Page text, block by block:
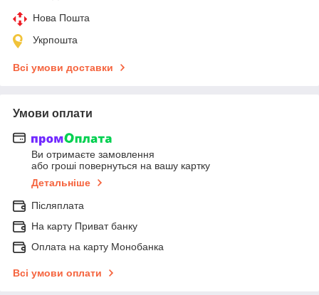
Нова Пошта
Укрпошта
Всі умови доставки
Умови оплати
Ви отримаєте замовлення
або гроші повернуться на вашу картку
Детальніше
Післяплата
На карту Приват банку
Оплата на карту Монобанка
Всі умови оплати